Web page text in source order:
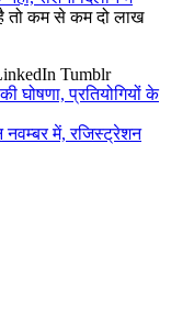
तो कम से कम दो लाख
Tumblr
घोषणा, प्रतियोगियों के
नवम्‍बर में, रजिस्‍ट्रेशन